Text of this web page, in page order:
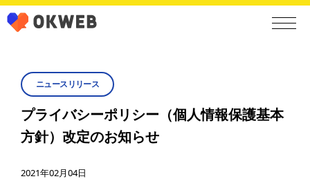
ニュースリリース
プライバシーポリシー（個人情報保護基本
方針）改定のお知らせ
2021年02月04日